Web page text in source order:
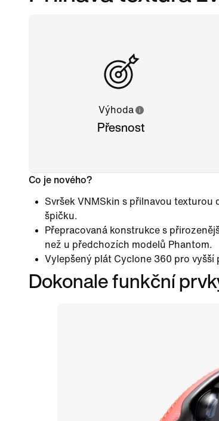
Výhoda
Přesnost
Co je nového?
Svršek VNMSkin s přilnavou texturou
špičku.
Přepracovaná konstrukce s
než u předchozích modelů Phantom.
Vylepšený plát Cyclone 360 pro
Dokonale funkční